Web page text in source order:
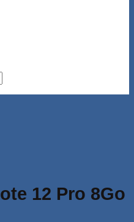
12 Pro 8Go